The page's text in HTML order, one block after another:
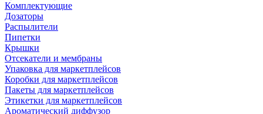
Комплектующие
Дозаторы
Распылители
Пипетки
Крышки
Отсекатели и мембраны
Упаковка для маркетплейсов
Коробки для маркетплейсов
Пакеты для маркетплейсов
Этикетки для маркетплейсов
Ароматический диффузор